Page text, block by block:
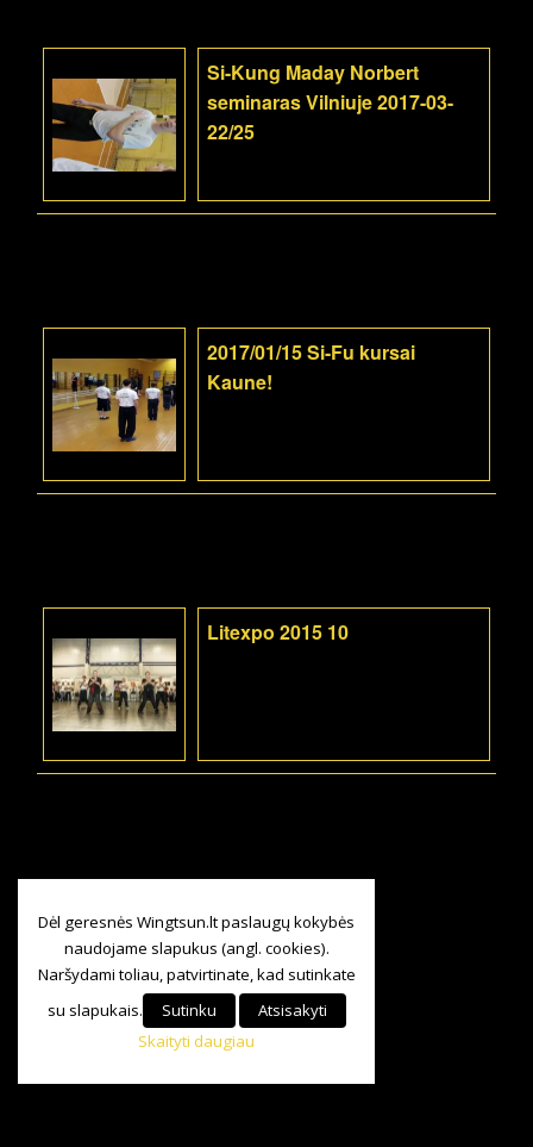
Si-Kung Maday Norbert
seminaras Vilniuje 2017-03-
22/25
2017/01/15 Si-Fu kursai
Kaune!
Litexpo 2015 10
Dėl geresnės Wingtsun.lt paslaugų kokybės
naudojame slapukus (angl. cookies).
Naršydami toliau, patvirtinate, kad sutinkate
su slapukais.
Sutinku
Atsisakyti
Skaityti daugiau